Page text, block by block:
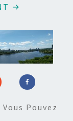
→
Pouvez